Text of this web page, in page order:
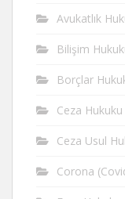
Avukatlık
Bilişim
Borçlar
Ceza Hukuku
Ceza Usul
Corona